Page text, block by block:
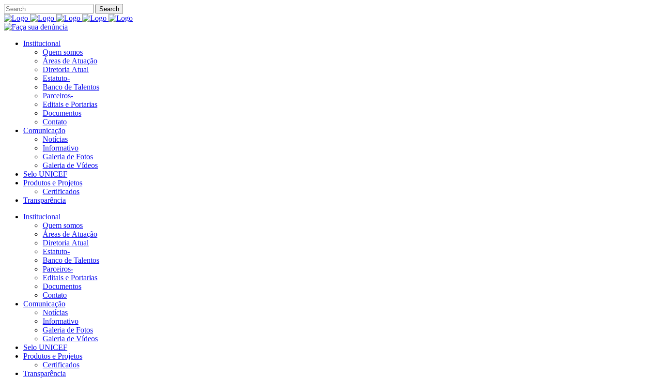
Institucional
Quem somos
Áreas de Atuação
Diretoria Atual
Estatuto-
Banco de Talentos
Parceiros-
Editais e Portarias
Documentos
Contato
Comunicação
Notícias
Informativo
Galeria de Fotos
Galeria de Vídeos
Selo UNICEF
Produtos e Projetos
Certificados
Transparência
Institucional
Quem somos
Áreas de Atuação
Diretoria Atual
Estatuto-
Banco de Talentos
Parceiros-
Editais e Portarias
Documentos
Contato
Comunicação
Notícias
Informativo
Galeria de Fotos
Galeria de Vídeos
Selo UNICEF
Produtos e Projetos
Certificados
Transparência